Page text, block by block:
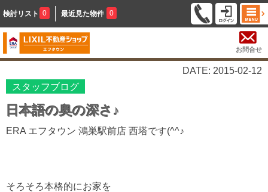
検討リスト 0 最近見た物件 0
お問合せ
DATE: 2015-02-12
スタッフブログ
日本語の奥の深さ♪
ERA エフタウン 鴻巣駅前店 西塔です(^^♪
そろそろ本格的にお家を